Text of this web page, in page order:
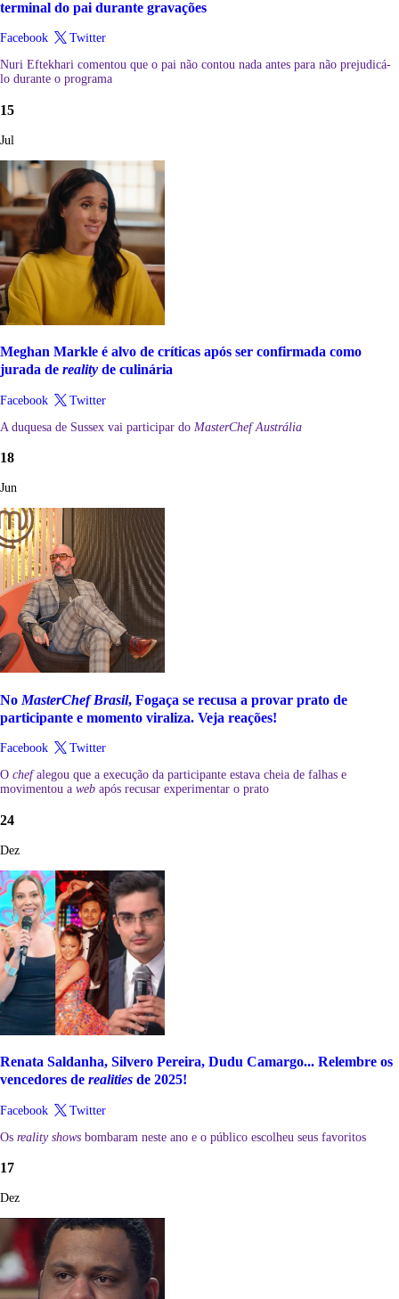
terminal do pai durante gravações
Facebook
Twitter
Nuri Eftekhari comentou que o pai não contou nada antes para não prejudicá-
lo durante o programa
15
Jul
Meghan Markle é alvo de críticas após ser confirmada como
jurada de reality de culinária
Facebook
Twitter
A duquesa de Sussex vai participar do MasterChef Austrália
18
Jun
NoMasterChef Brasil, Fogaça se recusa a provar prato de
participante e momento viraliza. Veja reações!
Facebook
Twitter
O chefalegou que a execução da participante estava cheia de falhas e
movimentou a web após recusar experimentar o prato
24
Dez
Renata Saldanha, Silvero Pereira, Dudu Camargo... Relembre os
vencedores de realities de 2025!
Facebook
Twitter
Os reality shows bombaram neste ano e o público escolheu seus favoritos
17
Dez